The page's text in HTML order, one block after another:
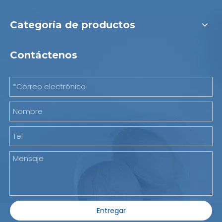
Categoría de productos
Contáctenos
Entregar